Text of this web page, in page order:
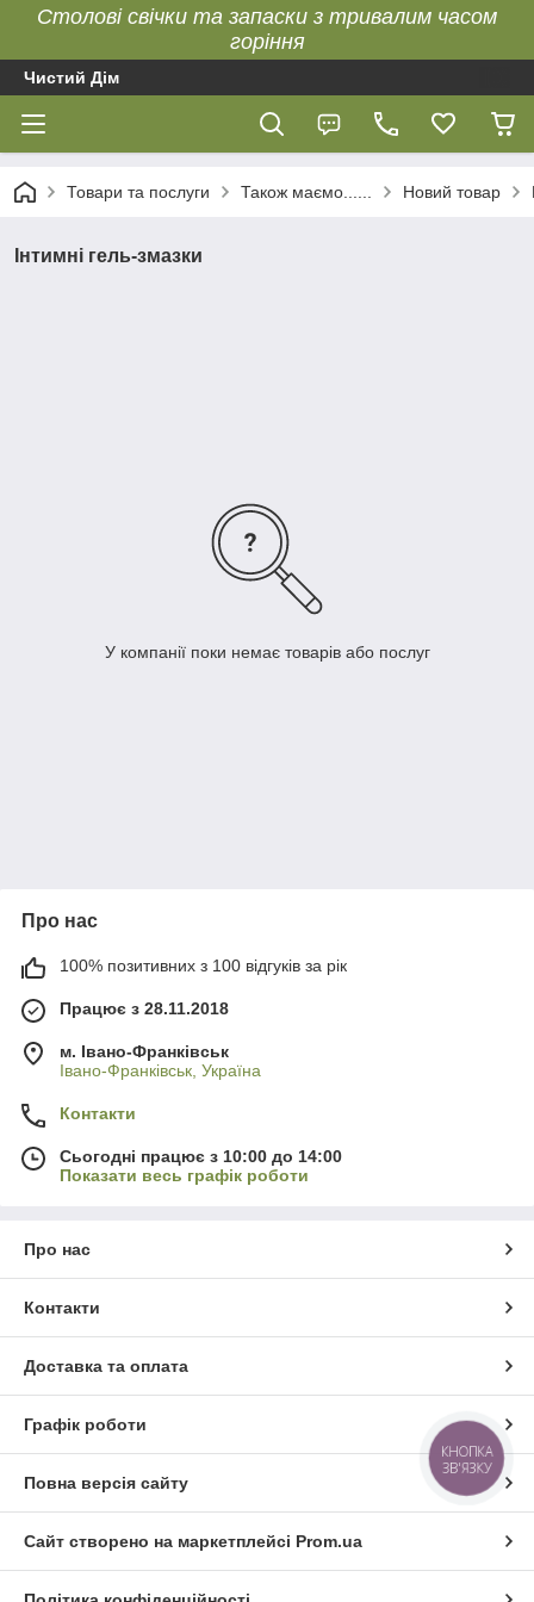
Столові свічки та запаски з тривалим часом
горіння
Чистий Дім
Товари та послуги Також маємо...... Новий товар
Інтимні гель-змазки
У компанії поки немає товарів або послуг
Про нас
100% позитивних з 100 відгуків за рік
Працює з 28.11.2018
м. Івано-Франківськ
Івано-Франківськ, Україна
Контакти
Сьогодні працює з 10:00 до 14:00
Показати весь графік роботи
Про нас
Контакти
Доставка та оплата
Графік роботи
Повна версія сайту
Сайт створено на маркетплейсі Prom.ua
КНОПКА
ЗВ'ЯЗКУ